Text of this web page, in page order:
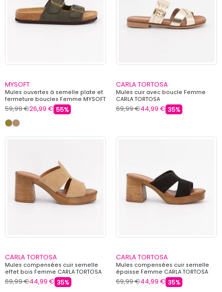
MYSOFT
Mules ouvertes à semelle plate et
fermeture boucles Femme MYSOFT
59,99 €26,99 € 55%
CARLA TORTOSA
Mules cuir avec boucle Femme
CARLA TORTOSA
69,99 €44,99 € 35%
CARLA TORTOSA
Mules compensées cuir semelle
effet bois Femme CARLA TORTOSA
69,99 €44,99 € 35%
CARLA TORTOSA
Mules compensées cuir semelle
épaisse Femme CARLA TORTOSA
69,99 €44,99 € 35%